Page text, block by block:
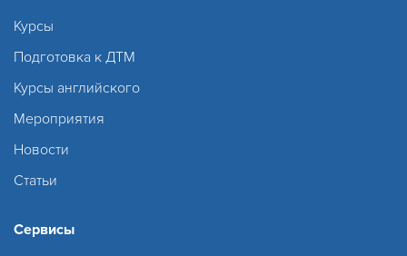
Курсы
Подготовка к ДТМ
Курсы английского
Мероприятия
Новости
Статьи
Сервисы